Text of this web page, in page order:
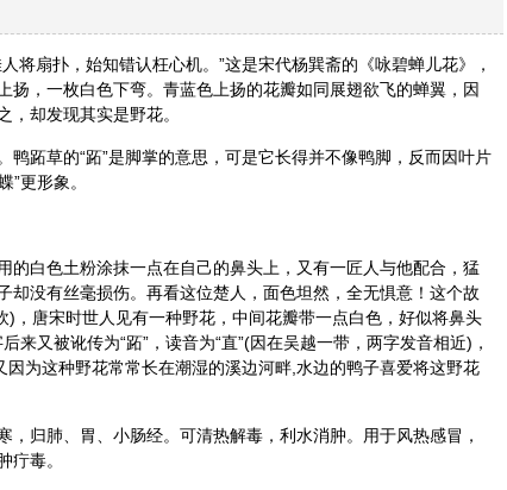
将扇扑，始知错认枉心机。”这是宋代杨巽斋的《咏碧蝉儿花》，
扬，一枚白色下弯。青蓝色上扬的花瓣如同展翅欲飞的蝉翼，因
，却发现其实是野花。
。鸭跖草的“跖”是脚掌的意思，可是它长得并不像鸭脚，反而因叶片
”更形象。
的白色土粉涂抹一点在自己的鼻头上，又有一匠人与他配合，猛
却没有丝毫损伤。再看这位楚人，面色坦然，全无惧意！这个故
)，唐宋时世人见有一种野花，中间花瓣带一点白色，好似将鼻头
来又被讹传为“跖”，读音为“直”(因在吴越一带，两字发音相近)，
因为这种野花常常长在潮湿的溪边河畔,水边的鸭子喜爱将这野花
归肺、胃、小肠经。可清热解毒，利水消肿。用于风热感冒，
疔毒。